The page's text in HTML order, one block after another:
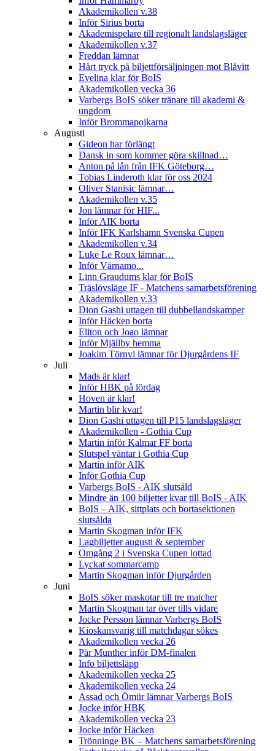
Akademikollen v.38
Inför Sirius borta
Akademispelare till regionalt landslagsläger
Akademikollen v.37
Freddan lämnar
Hårt tryck på biljettförsäljningen mot Blåvitt
Evelina klar för BoIS
Akademikollen vecka 36
Varbergs BoIS söker tränare till akademi &
ungdom
Inför Brommapojkarna
Augusti
Gideon har förlängt
Dansk in som kommer göra skillnad…
Anton på lån från IFK Göteborg…
Tobias Linderoth klar för oss 2024
Oliver Stanisic lämnar…
Akademikollen v.35
Jon lämnar för HIF...
Inför AIK borta
Inför IFK Karlshamn Svenska Cupen
Akademikollen v.34
Luke Le Roux lämnar…
Inför Värnamo...
Linn Graudums klar för BoIS
Träslövsläge IF - Matchens samarbetsförening
Akademikollen v.33
Dion Gashi uttagen till dubbellandskamper
Inför Häcken borta
Eliton och Joao lämnar
Inför Mjällby hemma
Joakim Törnvi lämnar för Djurgårdens IF
Juli
Mads är klar!
Inför HBK på lördag
Hoven är klar!
Martin blir kvar!
Dion Gashi uttagen till P15 landslagsläger
Akademikollen - Gothia Cup
Martin inför Kalmar FF borta
Slutspel väntar i Gothia Cup
Martin inför AIK
Inför Gothia Cup
Varbergs BoIS - AIK slutsåld
Mindre än 100 biljetter kvar till BoIS - AIK
BoIS – AIK, sittplats och bortasektionen
slutsålda
Martin Skogman inför IFK
Lagbiljetter augusti & september
Omgång 2 i Svenska Cupen lottad
Lyckat sommarcamp
Martin Skogman inför Djurgården
Juni
BoIS söker maskotar till tre matcher
Martin Skogman tar över tills vidare
Jocke Persson lämnar Varbergs BoIS
Kioskansvarig till matchdagar sökes
Akademikollen vecka 26
Pär Munther inför DM-finalen
Info biljettsläpp
Akademikollen vecka 25
Akademikollen vecka 24
Assad och Ömür lämnar Varbergs BoIS
Jocke inför HBK
Akademikollen vecka 23
Jocke inför Häcken
Trönninge BK – Matchens samarbetsförening